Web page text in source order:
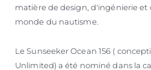
matière de design, d'ingénierie et
monde du nautisme.
Le Sunseeker Ocean 156 (
Unlimited) a été nominé dans la